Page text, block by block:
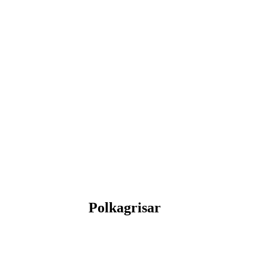
Polkagrisar